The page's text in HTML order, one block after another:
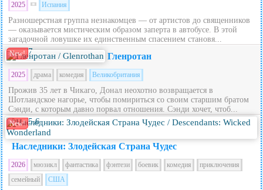
2025 Испания
Разношерстная группа незнакомцев — от артистов до священников
— оказывается мистическим образом заперта в автобусе. В этой
загадочной ловушке их единственным спасением становя...
New! 7 Гленротан
2025 драма комедия Великобритания
Прожив 35 лет в Чикаго, Донал неохотно возвращается в
Шотландское нагорье, чтобы помириться со своим старшим братом
Сэнди, с которым давно порвал отношения. Сэнди хочет, чтоб...
New! 5.6
Наследники: Злодейская Страна Чудес
2026 мюзикл фантастика фэнтези боевик комедия
приключения
семейный
США